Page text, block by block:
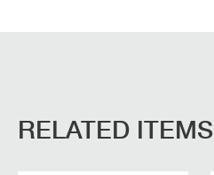
RELATED ITEMS